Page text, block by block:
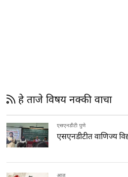
हे ताजे विषय नक्की वाचा
एसएनडीटी पुणे
एसएनडीटीत वाणिज्य
आज